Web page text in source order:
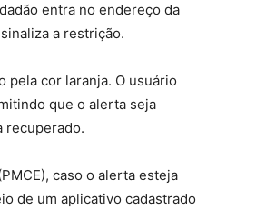
entra no endereço da
a restrição.
pela cor laranja. O usuário
que o alerta seja
recuperado.
caso o alerta esteja
de um aplicativo cadastrado